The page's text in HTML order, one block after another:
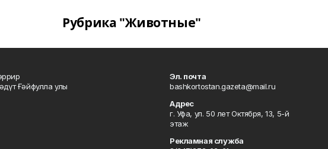
Рубрика "Животные"
Ғәйфулла улы
Эл. почта
bashkortostan.gazeta@mail.ru
Адрес
г. Уфа, ул. 50 лет Октября, 13, 5-й
этаж
Рекламная служба